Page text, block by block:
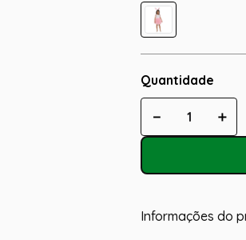
Quantidade
＋
－
Informações do